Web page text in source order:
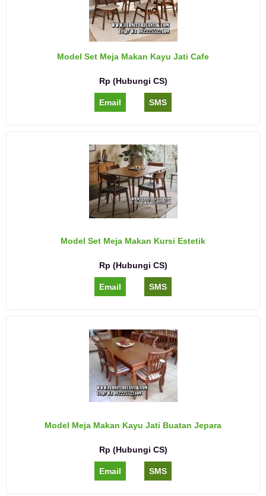
Model Set Meja Makan Kayu Jati Cafe
Rp (Hubungi CS)
Email SMS
Model Set Meja Makan Kursi Estetik
Rp (Hubungi CS)
Email SMS
Model Meja Makan Kayu Jati Buatan Jepara
Rp (Hubungi CS)
Email SMS